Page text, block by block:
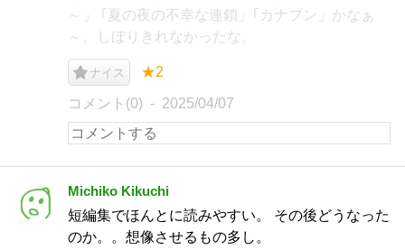
～」 ｢夏の夜の不幸な連鎖」｢カナブン」かなぁ
～。しぼりきれなかったな。
ナイス ★2
コメント(0) 2025/04/07
Michiko Kikuchi
短編集でほんとに読みやすい。 その後どうなった
のか。。想像させるもの多し。